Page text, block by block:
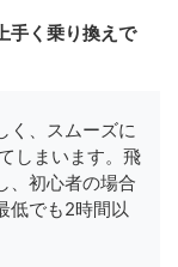
手く乗り換えで
く、スムーズに
しまいます。飛
、初心者の場合
低でも2時間以